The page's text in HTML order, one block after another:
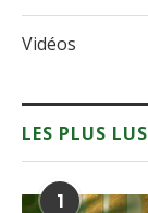
Vidéos
LES PLUS LUS
1